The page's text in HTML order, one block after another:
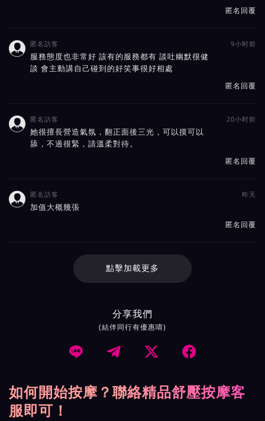
匿名回覆
 匿名訪客 9小时前
服務態度也非常好 該有的服務都有 談吐幽默很健
談 會主動講自己碰到的好笑事很好相處
匿名回覆
 匿名訪客 20小时前
她很擅長營造氣氛，翻正面後三光，可以摸可以
舔，不過很緊，請溫柔對待。
匿名回覆
 匿名訪客 昨天
加值大概幾張
匿名回覆
點擊加載更多
分享我們
(結伴同行有優惠唷)
   
如何開始按摩？聯絡精品舒壓按摩客
服即可！